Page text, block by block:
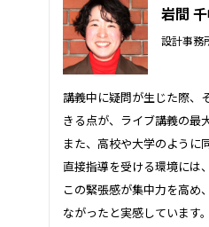
岩間
設計事務
講義中に疑問が生じた際、
きる点が、ライブ講義の最
また、高校や大学のように
直接指導を受ける環境には
この緊張感が集中力を高め
ながったと実感しています。